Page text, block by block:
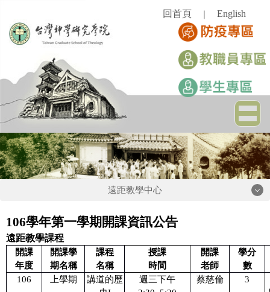
主
區
回首頁 English
遠距教學中心
遠距教學中心
最新消息
成員及聯絡方式
106學年第一學期開課資訊公告
遠距教學課程
開課
年度
開課學
期名稱
課程
名稱
授課
時間
開課
老師
學分
數
106
上學期
講道的歷
週三下午
蔡慈倫 3